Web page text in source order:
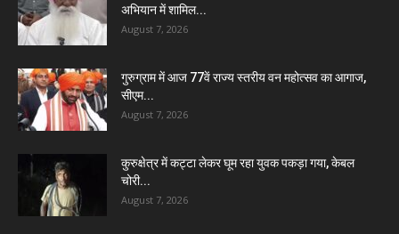
अभियान में शामिल...
August 7, 2026
गुरुग्राम में आज 77वें राज्य स्तरीय वन महोत्सव का आगाज,
सीएम...
August 7, 2026
कुरुक्षेत्र में कट्टा लेकर घूम रहा युवक पकड़ा गया, केबल
चोरी...
August 7, 2026